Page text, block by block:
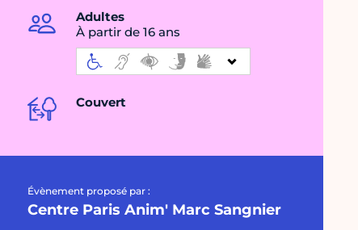
Adultes
À partir de 16 ans
Couvert
Évènement proposé par :
Centre Paris Anim' Marc Sangnier